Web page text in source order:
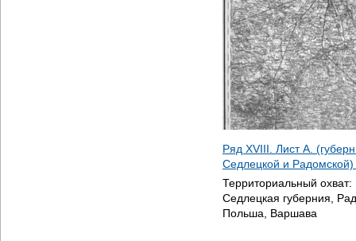
Ряд XVIII. Лист А.
Седлецкой и
Территориальный охват:
Седлецкая губерния,
Польша, Варшава